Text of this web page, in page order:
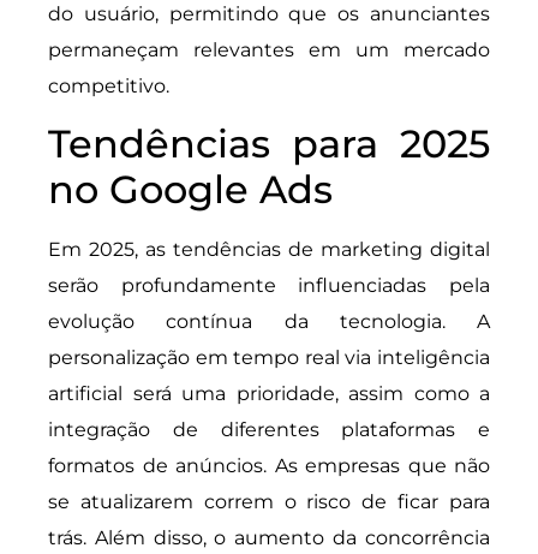
do usuário, permitindo que os anunciantes
permaneçam relevantes em um mercado
competitivo.
Tendências para 2025
no Google Ads
Em 2025, as tendências de marketing digital
serão profundamente influenciadas pela
evolução contínua da tecnologia. A
personalização em tempo real via inteligência
artificial será uma prioridade, assim como a
integração de diferentes plataformas e
formatos de anúncios. As empresas que não
se atualizarem correm o risco de ficar para
trás. Além disso, o aumento da concorrência